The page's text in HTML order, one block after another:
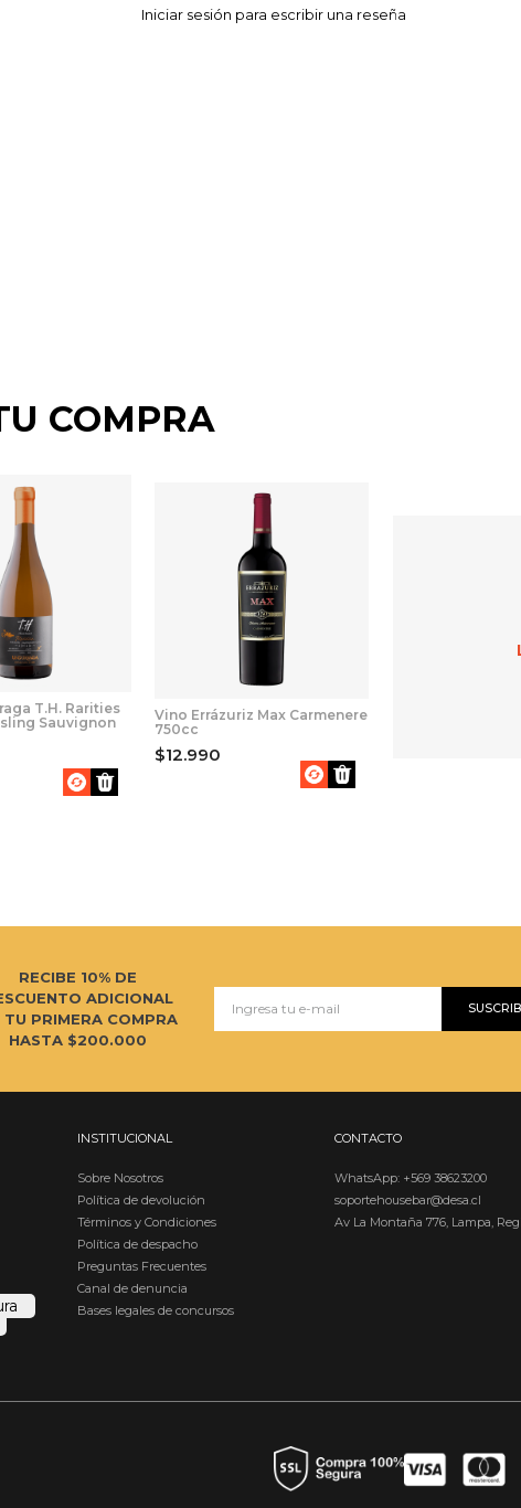
COMPRA
T.H. Rarities
Sauvignon
Vino Errázuriz Max Carmenere
750cc
$12.990
RECIBE 10% DE
ADICIONAL
TU PRIMERA COMPRA
HASTA $200.000
INSTITUCIONAL
Sobre Nosotros
Política de devolución
Términos y Condiciones
Política de despacho
Preguntas Frecuentes
Canal de denuncia
Bases legales de concursos
CONTACTO
WhatsApp: +569 38623200
soportehousebar@desa.cl
Av La Montaña 776, Lampa,